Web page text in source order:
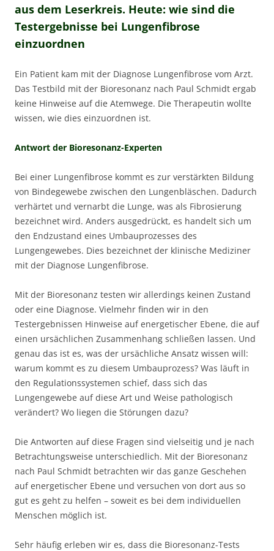
aus dem Leserkreis. Heute: wie sind die
Testergebnisse bei Lungenfibrose
einzuordnen
Ein Patient kam mit der Diagnose Lungenfibrose vom Arzt.
Das Testbild mit der Bioresonanz nach Paul Schmidt ergab
keine Hinweise auf die Atemwege. Die Therapeutin wollte
wissen, wie dies einzuordnen ist.
Antwort der Bioresonanz-Experten
Bei einer Lungenfibrose kommt es zur verstärkten Bildung
von Bindegewebe zwischen den Lungenbläschen. Dadurch
verhärtet und vernarbt die Lunge, was als Fibrosierung
bezeichnet wird. Anders ausgedrückt, es handelt sich um
den Endzustand eines Umbauprozesses des
Lungengewebes. Dies bezeichnet der klinische Mediziner
mit der Diagnose Lungenfibrose.
Mit der Bioresonanz testen wir allerdings keinen Zustand
oder eine Diagnose. Vielmehr finden wir in den
Testergebnissen Hinweise auf energetischer Ebene, die auf
einen ursächlichen Zusammenhang schließen lassen. Und
genau das ist es, was der ursächliche Ansatz wissen will:
warum kommt es zu diesem Umbauprozess? Was läuft in
den Regulationssystemen schief, dass sich das
Lungengewebe auf diese Art und Weise pathologisch
verändert? Wo liegen die Störungen dazu?
Die Antworten auf diese Fragen sind vielseitig und je nach
Betrachtungsweise unterschiedlich. Mit der Bioresonanz
nach Paul Schmidt betrachten wir das ganze Geschehen
auf energetischer Ebene und versuchen von dort aus so
gut es geht zu helfen – soweit es bei dem individuellen
Menschen möglich ist.
Sehr häufig erleben wir es, dass die Bioresonanz-Tests